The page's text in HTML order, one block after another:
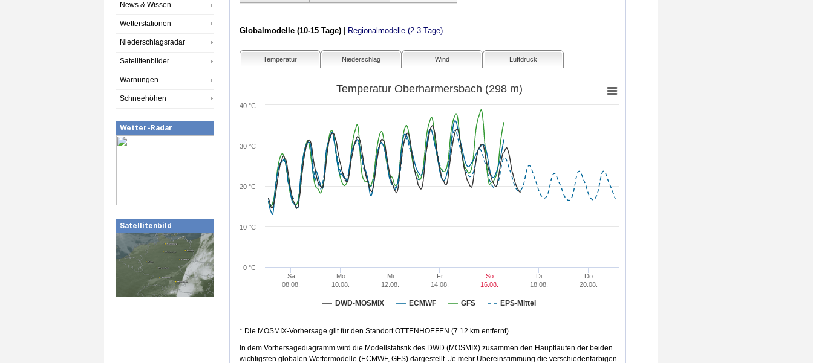
News & Wissen
Wetterstationen
Niederschlagsradar
Satellitenbilder
Warnungen
Schneehöhen
Wetter-Radar
Satellitenbild
Globalmodelle (10-15 Tage) Regionalmodelle (2-3 Tage)
Temperatur Niederschlag Wind Luftdruck
Temperatur Oberharmersbach (298 m)
DWD-MOSMIX ECMWF GFS EPS-Mittel
Sa
08.08.
Mo
10.08.
Mi
12.08.
Fr
14.08.
So
16.08.
Di
18.08.
Do
20.08.
0 °C
10 °C
20 °C
30 °C
40 °C
32 32
33
35 34
30
29
27
31
30
33
34
36
30
32
38
27
30
32
31 30
32
34 34
29
27
* Die MOSMIX-Vorhersage gilt für den Standort OTTENHOEFEN (7.12 km entfernt)
In dem Vorhersagediagramm wird die Modellstatistik des DWD (MOSMIX) zusammen den Hauptläufen der beiden
wichtigsten globalen Wettermodelle (ECMWF, GFS) dargestellt. Je mehr Übereinstimmung die verschiedenfarbigen